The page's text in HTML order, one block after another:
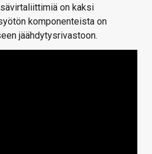
on kaksi
komponenteista on
jäähdytysrivastoon.